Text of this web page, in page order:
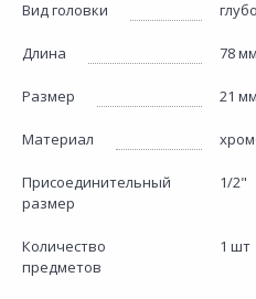
Вид головки
Длина 78 мм
Размер 21 мм
Материал
Присоединительный
размер
1/2"
Количество
предметов
1 шт